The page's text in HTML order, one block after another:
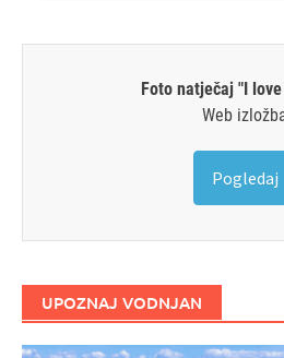
Foto natječaj "I
Web
Pogledaj
UPOZNAJ VODNJAN